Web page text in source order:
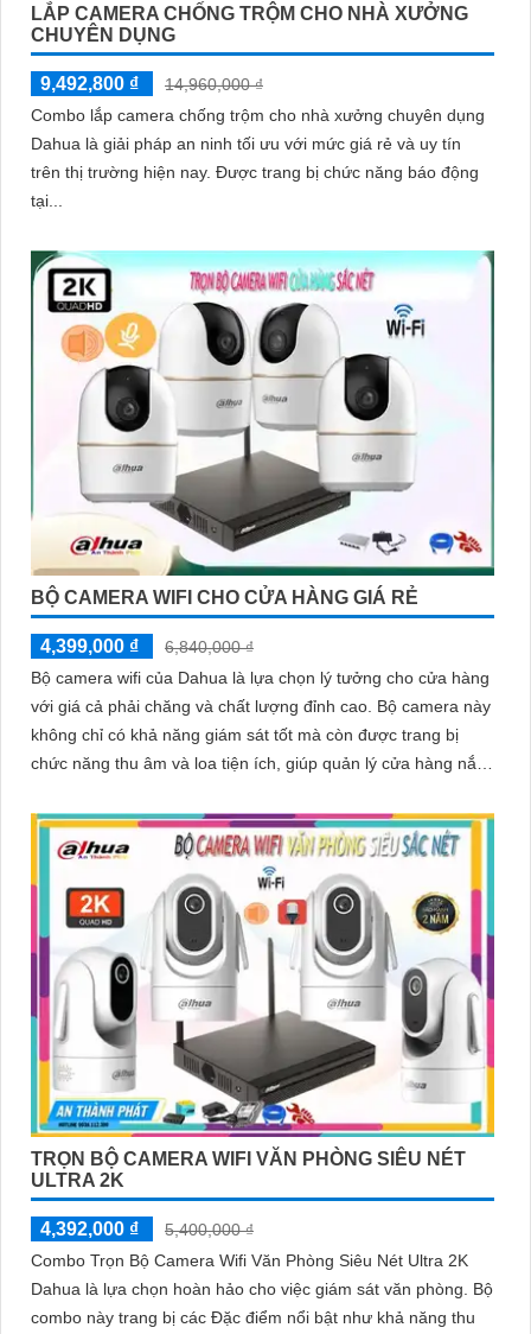
LẮP CAMERA CHỐNG TRỘM CHO NHÀ XƯỞNG
CHUYÊN DỤNG
9,492,800 ₫
14,960,000 ₫
Combo lắp camera chống trộm cho nhà xưởng chuyên dụng
Dahua là giải pháp an ninh tối ưu với mức giá rẻ và uy tín
trên thị trường hiện nay. Được trang bị chức năng báo động
tại...
BỘ CAMERA WIFI CHO CỬA HÀNG GIÁ RẺ
4,399,000 ₫
6,840,000 ₫
Bộ camera wifi của Dahua là lựa chọn lý tưởng cho cửa hàng
với giá cả phải chăng và chất lượng đỉnh cao. Bộ camera này
không chỉ có khả năng giám sát tốt mà còn được trang bị
chức năng thu âm và loa tiện ích, giúp quản lý cửa hàng nắm
TRỌN BỘ CAMERA WIFI VĂN PHÒNG SIÊU NÉT
ULTRA 2K
4,392,000 ₫
5,400,000 ₫
Combo Trọn Bộ Camera Wifi Văn Phòng Siêu Nét Ultra 2K
Dahua là lựa chọn hoàn hảo cho việc giám sát văn phòng. Bộ
combo này trang bị các Đặc điểm nổi bật như khả năng thu